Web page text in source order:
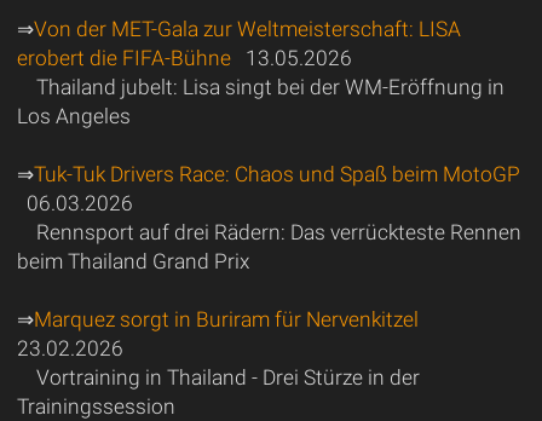
⇒Von der MET-Gala zur Weltmeisterschaft: LISA
erobert die FIFA-Bühne13.05.2026
Thailand jubelt: Lisa singt bei der WM-Eröffnung in
Los Angeles
⇒Tuk-Tuk Drivers Race: Chaos und Spaß beim MotoGP
06.03.2026
Rennsport auf drei Rädern: Das verrückteste Rennen
beim Thailand Grand Prix
⇒Marquez sorgt in Buriram für Nervenkitzel
23.02.2026
Vortraining in Thailand - Drei Stürze in der
Trainingssession